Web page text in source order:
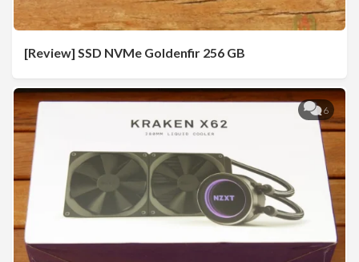
[Review] SSD NVMe Goldenfir 256 GB
6